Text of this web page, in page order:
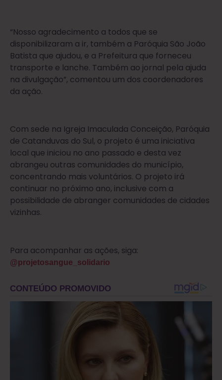
“Nosso agradecimento a todos que se
disponibilizaram a ir, também a Paróquia São João
Batista que ajudou, e a Prefeitura que forneceu
transporte e lanche. Também ao jornal pela ajuda
na divulgação”, comentou um dos coordenadores
da ação.
Com sede na Igreja Imaculada Conceição, Paróquia
de Catanduvas do Sul, o projeto é uma iniciativa
local que iniciou no ano passado e desta vez
abrangeu outras comunidades do município,
concentrando mais voluntários. O projeto irá
continuar no próximo ano, inclusive com a
possibilidade de abranger comunidades de cidades
vizinhas.
Para acompanhar as ações, siga:
@projetosangue_solidario